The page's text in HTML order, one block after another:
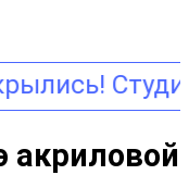
акриловой